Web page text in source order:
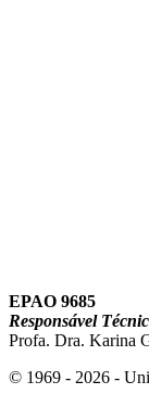
EPAO 9685
Responsável
Profa. Dra. Karina
© 1969 - 2026 -